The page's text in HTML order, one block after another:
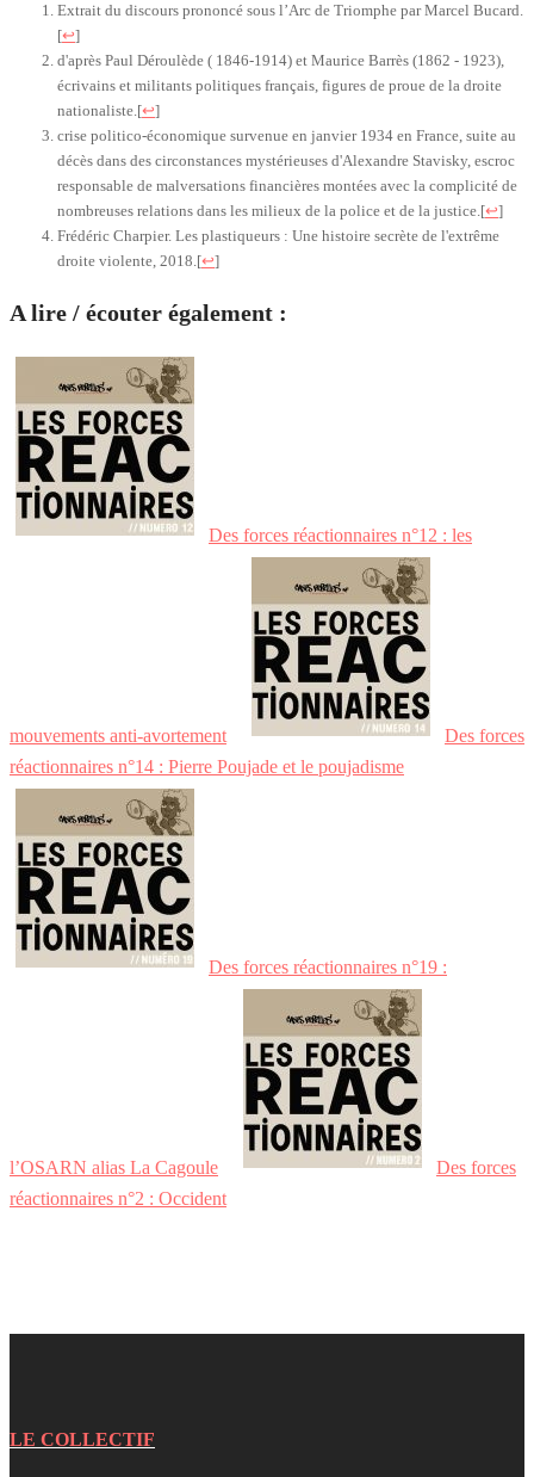
Extrait du discours prononcé sous l’Arc de Triomphe par Marcel Bucard.
[↩]
d'après Paul Déroulède ( 1846-1914) et Maurice Barrès (1862 - 1923),
écrivains et militants politiques français, figures de proue de la droite
nationaliste. [↩]
crise politico-économique survenue en janvier 1934 en France, suite au
décès dans des circonstances mystérieuses d'Alexandre Stavisky, escroc
responsable de malversations financières montées avec la complicité de
nombreuses relations dans les milieux de la police et de la justice. [↩]
Frédéric Charpier. Les plastiqueurs : Une histoire secrète de l'extrême
droite violente, 2018. [↩]
A lire / écouter également :
Des forces réactionnaires n°12 : les
mouvements anti-avortement
Des forces
réactionnaires n°14 : Pierre Poujade et le poujadisme
Des forces réactionnaires n°19 :
l’OSARN alias La Cagoule
Des forces
réactionnaires n°2 : Occident
LE COLLECTIF